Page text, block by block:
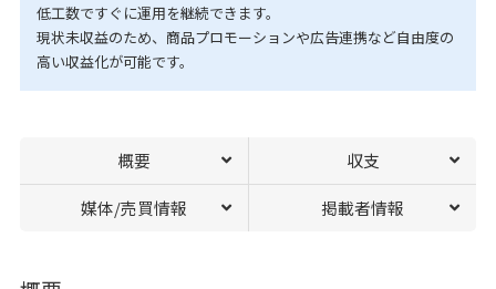
低工数ですぐに運用を継続できます。
現状未収益のため、商品プロモーションや広告連携など自由度の
高い収益化が可能です。
概要 収支
媒体/売買情報 掲載者情報